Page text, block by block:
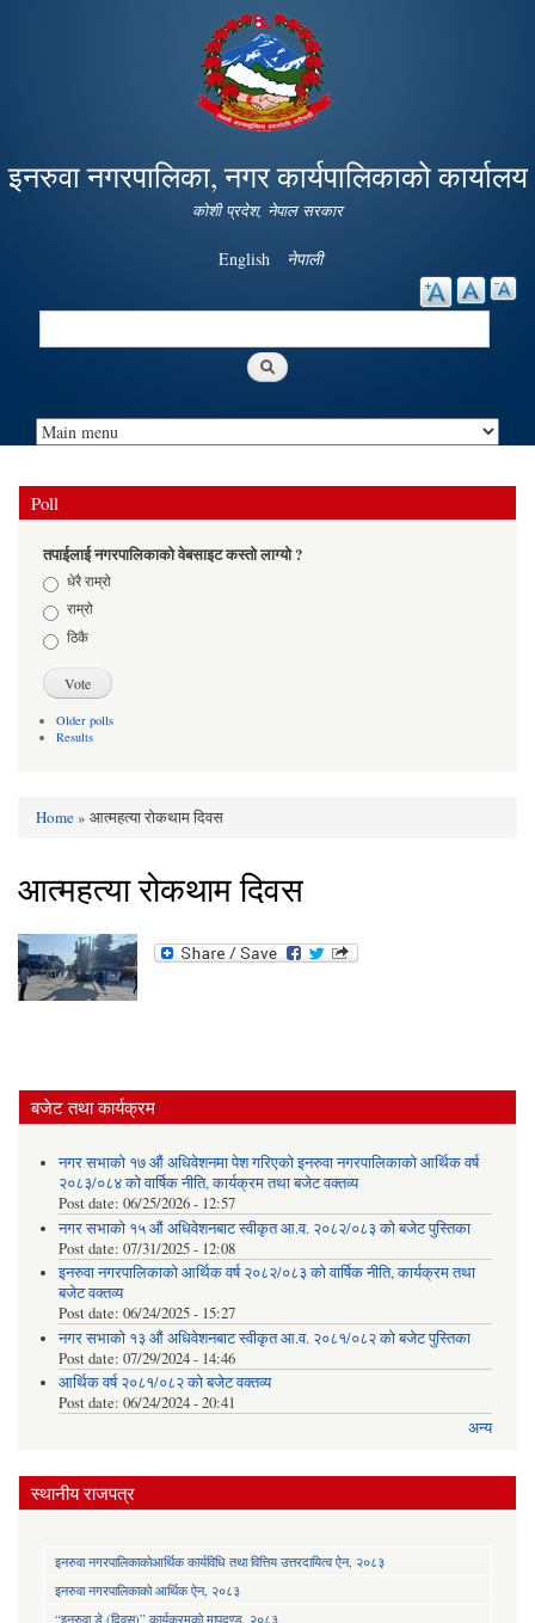
Skip to
main
content
इनरुवा नगरपालिका, नगर कार्यपालिकाको कार्यालय
कोशी प्रदेश, नेपाल सरकार
English नेपाली
Search
Poll
तपाईलाई नगरपालिकाको वेबसाइट कस्तो लाग्यो ?
Choicesधेरै राम्रो
राम्रो
ठिकै
Older polls
Results
Home» आत्महत्या रोकथाम दिवस
आत्महत्या रोकथाम दिवस
बजेट तथा कार्यक्रम
नगर सभाको १७ औं अधिवेशनमा पेश गरिएको इनरुवा नगरपालिकाको आर्थिक वर्ष
२०८३/०८४ को वार्षिक नीति, कार्यक्रम तथा बजेट वक्तव्य
Post date: 06/25/2026 - 12:57
नगर सभाको १५ औं अधिवेशनबाट स्वीकृत आ.व. २०८२/०८३ को बजेट पुस्तिका
Post date: 07/31/2025 - 12:08
इनरुवा नगरपालिकाको आर्थिक वर्ष २०८२/०८३ को वार्षिक नीति, कार्यक्रम तथा
बजेट वक्तव्य
Post date: 06/24/2025 - 15:27
नगर सभाको १३ औं अधिवेशनबाट स्वीकृत आ.व. २०८१/०८२ को बजेट पुस्तिका
Post date: 07/29/2024 - 14:46
आर्थिक वर्ष २०८१/०८२ को बजेट वक्तव्य
Post date: 06/24/2024 - 20:41
अन्य
स्थानीय राजपत्र
इनरुवा नगरपालिकाकोआर्थिक कार्यविधि तथा वित्तिय उत्तरदायित्व ऐन, २०८३
इनरुवा नगरपालिकाको आर्थिक ऐन, २०८३
“इनरुवा डे (दिवस)” कार्यक्रमको मापदण्ड, २०८३